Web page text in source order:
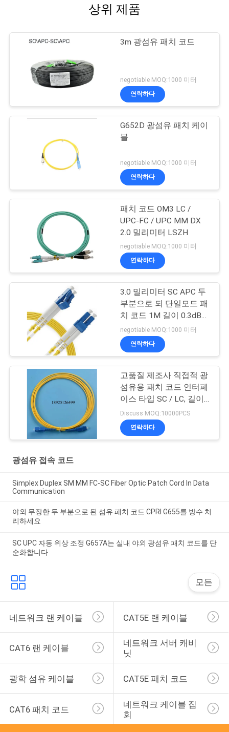
상위 제품
3m 광섬유 패치 코드
negotiable MOQ:1000 미터
연락하다
G652D 광섬유 패치 케이
블
negotiable MOQ:1000 미터
연락하다
패치 코드 OM3 LC /
UPC-FC / UPC MM DX
2.0 밀리미터 LSZH
negotiable MOQ:1000 미터
연락하다
3.0 밀리미터 SC APC 두
부분으로 되 단일모드 패
치 코드 1M 길이 0.3dB
이하
negotiable MOQ:1000 미터
연락하다
고품질 제조사 직접적 광
섬유용 패치 코드 인터페
이스 타입 SC / LC, 길이
범위 1.5m-30m LSZH
Discuss MOQ:10000PCS
연락하다
광섬유 접속 코드
Simplex Duplex SM MM FC-SC Fiber Optic Patch Cord In Data
Communication
야외 무장한 두 부분으로 된 섬유 패치 코드 CPRI G655를 방수 처
리하세요
SC UPC 자동 위상 조정 G657A는 실내 야외 광섬유 패치 코드를 단
순화합니다
모든
네트워크 랜 케이블 CAT5E 랜 케이블
CAT6 랜 케이블
네트워크 서버 캐비
닛
광학 섬유 케이블 CAT5E 패치 코드
CAT6 패치 코드
네트워크 케이블 집
회